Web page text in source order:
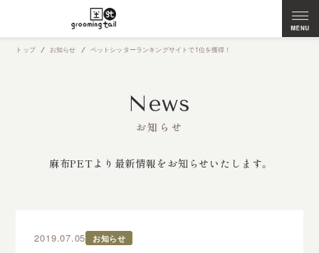
トップ お知らせ ペットシッターランキングサイトで1位を獲得！
News
お知らせ
麻布PETより最新情報をお知らせいたします。
2019.07.05 お知らせ